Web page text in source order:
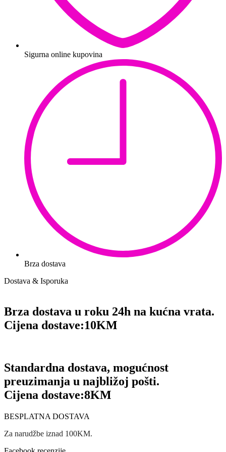
Sigurna online kupovina
Brza dostava
Dostava & Isporuka
Brza dostava u roku 24h na kućna vrata.
Cijena dostave:10KM
Standardna dostava, mogućnost
preuzimanja u najbližoj pošti.
Cijena dostave:8KM
BESPLATNA DOSTAVA
Za narudžbe iznad 100KM.